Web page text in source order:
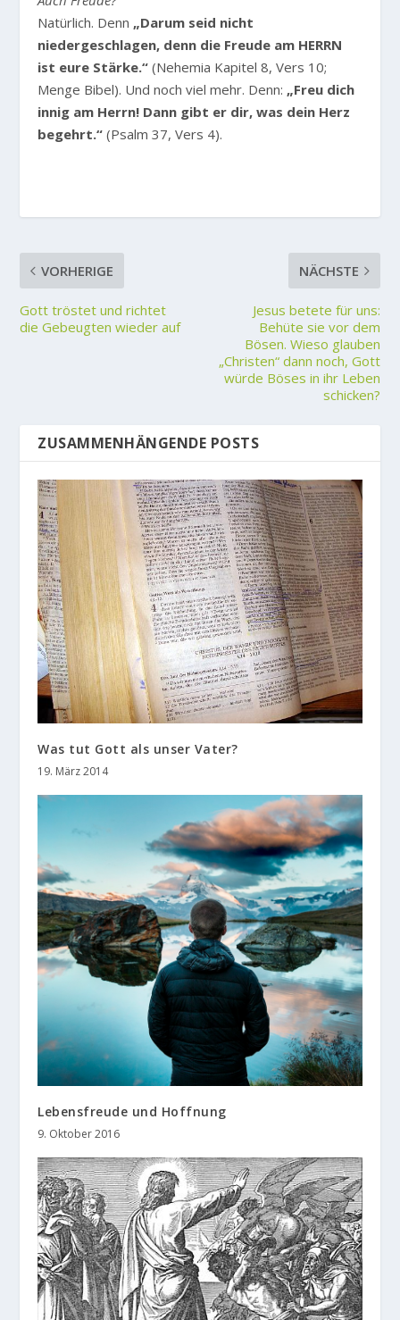
Natürlich. Denn „Darum seid nicht
niedergeschlagen, denn die Freude am HERRN
ist eure Stärke.“ (Nehemia Kapitel 8, Vers 10;
Menge Bibel). Und noch viel mehr. Denn: „Freu dich
innig am Herrn! Dann gibt er dir, was dein Herz
begehrt.“ (Psalm 37, Vers 4).
VORHERIGE
Gott tröstet und richtet
die Gebeugten wieder auf
NÄCHSTE
Jesus betete für uns:
Behüte sie vor dem
Bösen. Wieso glauben
„Christen“ dann noch, Gott
würde Böses in ihr Leben
schicken?
ZUSAMMENHÄNGENDE POSTS
Was tut Gott als unser Vater?
19. März 2014
Lebensfreude und Hoffnung
9. Oktober 2016